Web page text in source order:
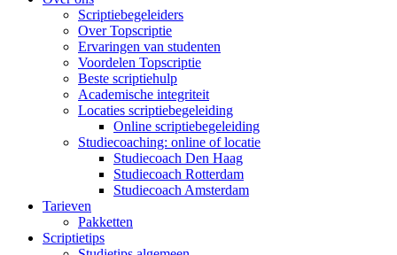
Scriptiebegeleiders
Over Topscriptie
Ervaringen van studenten
Voordelen Topscriptie
Beste scriptiehulp
Academische integriteit
Locaties scriptiebegeleiding
Online scriptiebegeleiding
Studiecoaching: online of locatie
Studiecoach Den Haag
Studiecoach Rotterdam
Studiecoach Amsterdam
Tarieven
Pakketten
Scriptietips